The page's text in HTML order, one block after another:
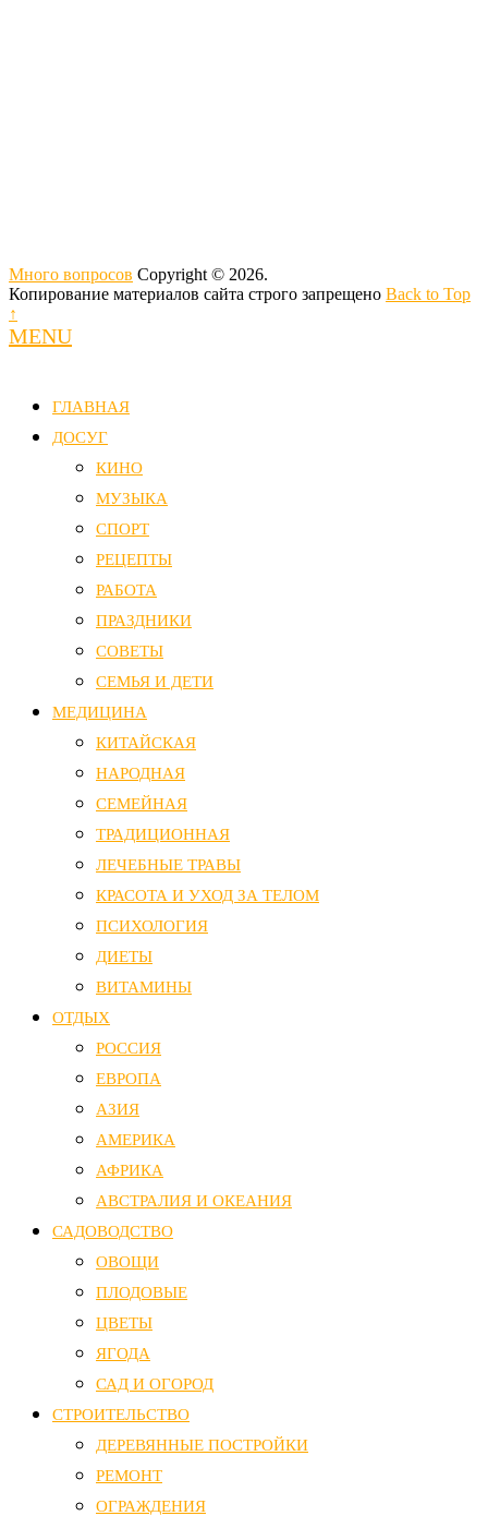
Много вопросов Copyright © 2026.
Копирование материалов сайта строго запрещено Back to Top
↑
MENU
ГЛАВНАЯ
ДОСУГ
КИНО
МУЗЫКА
СПОРТ
РЕЦЕПТЫ
РАБОТА
ПРАЗДНИКИ
СОВЕТЫ
СЕМЬЯ И ДЕТИ
МЕДИЦИНА
КИТАЙСКАЯ
НАРОДНАЯ
СЕМЕЙНАЯ
ТРАДИЦИОННАЯ
ЛЕЧЕБНЫЕ ТРАВЫ
КРАСОТА И УХОД ЗА ТЕЛОМ
ПСИХОЛОГИЯ
ДИЕТЫ
ВИТАМИНЫ
ОТДЫХ
РОССИЯ
ЕВРОПА
АЗИЯ
АМЕРИКА
АФРИКА
АВСТРАЛИЯ И ОКЕАНИЯ
САДОВОДСТВО
ОВОЩИ
ПЛОДОВЫЕ
ЦВЕТЫ
ЯГОДА
САД И ОГОРОД
СТРОИТЕЛЬСТВО
ДЕРЕВЯННЫЕ ПОСТРОЙКИ
РЕМОНТ
ОГРАЖДЕНИЯ